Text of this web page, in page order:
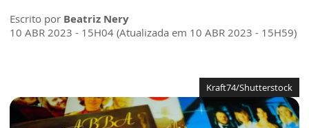
Escrito por Beatriz Nery
10 ABR 2023 - 15H04 (Atualizada em 10 ABR 2023 - 15H59)
Kraft74/Shutterstock